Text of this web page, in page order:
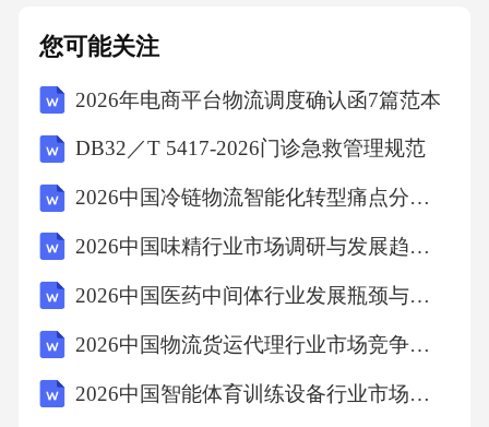
列叙述正确的是C.c、d两条子链的合成方向均为
5'→3'D.c、d两条子链的A、T碱基数均为900阅
读下列材料，回答第13、14题。啤酒是全球产
量约2%-12%。啤酒主要以大麦为原料，通过酵
母菌的发酵产生酒精，并利用酒花调制啤酒的
特殊风味。传统酿造工艺流程如图所示。13.发
酵阶段主要利用酵母菌的细胞呼吸。下列叙述
过程属于吸能反应B.发酵阶段的全过程需维持
您可能关注
2026年电商平台物流调度确认函7篇范本
DB32／T 5417-2026门诊急救管理规范
2026中国冷链物流智能化转型痛点分析与技术解决方案白皮书
2026中国味精行业市场调研与发展趋势研究报告
2026中国医药中间体行业发展瓶颈与政策引导效果分析研究分析报告
2026中国物流货运代理行业市场竞争供需分析及供应链投资
2026中国智能体育训练设备行业市场供需分析及投资评估规划分析研究报告